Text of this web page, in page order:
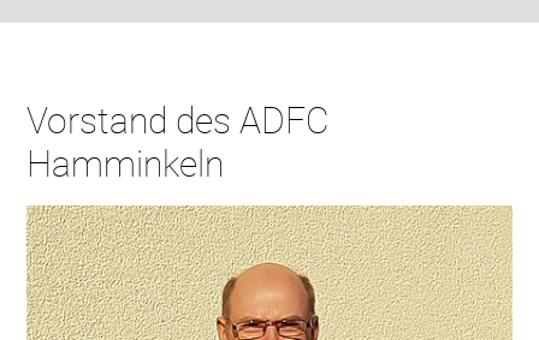
Vorstand des ADFC
Hamminkeln